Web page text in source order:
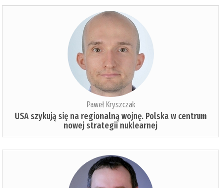
Paweł Kryszczak
USA szykują się na regionalną wojnę. Polska w centrum
nowej strategii nuklearnej